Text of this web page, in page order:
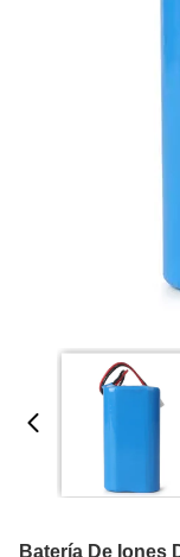
Batería De Iones